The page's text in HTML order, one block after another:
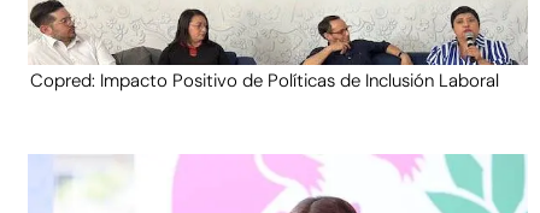
Copred: Impacto Positivo de Políticas de Inclusión Laboral